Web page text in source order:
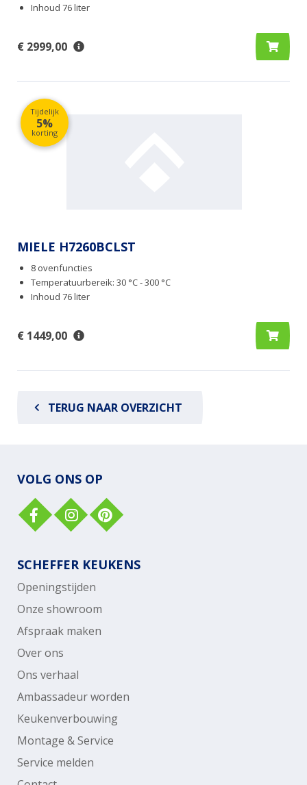
Inhoud 76 liter
€ 2999,00
Tijdelijk
5%
korting
MIELE H7260BCLST
8 ovenfuncties
Temperatuurbereik: 30 °C - 300 °C
Inhoud 76 liter
€ 1449,00
TERUG NAAR OVERZICHT
VOLG ONS OP
SCHEFFER KEUKENS
Openingstijden
Onze showroom
Afspraak maken
Over ons
Ons verhaal
Ambassadeur worden
Keukenverbouwing
Montage & Service
Service melden